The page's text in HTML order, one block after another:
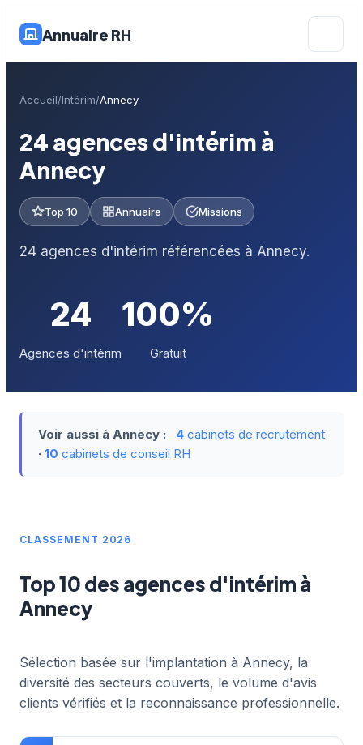
Annuaire RH
Accueil Intérim Annecy
24 agences d'intérim à
Annecy
Top 10 Annuaire Missions
24 agences d'intérim référencées à Annecy.
24
Agences d'intérim
100%
Gratuit
Voir aussi à Annecy : 4 cabinets de recrutement
· 10 cabinets de conseil RH
CLASSEMENT 2026
Top 10 des agences d'intérim à
Annecy
Sélection basée sur l'implantation à Annecy, la
diversité des secteurs couverts, le volume d'avis
clients vérifiés et la reconnaissance professionnelle.